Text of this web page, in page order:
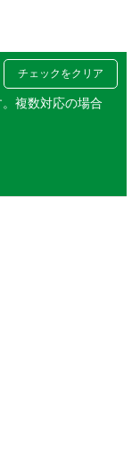
複数対応の場合
チェックをクリア